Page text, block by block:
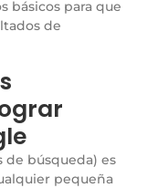
básicos para que
de
de búsqueda) es
pequeña